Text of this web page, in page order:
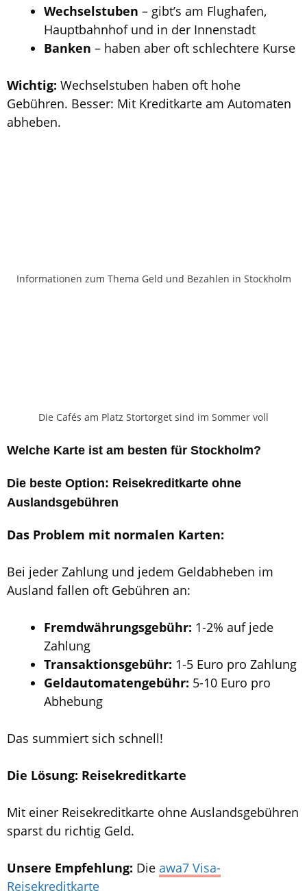
Wechselstuben – gibt’s am Flughafen,
Hauptbahnhof und in der Innenstadt
Banken – haben aber oft schlechtere Kurse
Wichtig: Wechselstuben haben oft hohe
Gebühren. Besser: Mit Kreditkarte am Automaten
abheben.
Informationen zum Thema Geld und Bezahlen in Stockholm
Die Cafés am Platz Stortorget sind im Sommer voll
Welche Karte ist am besten für Stockholm?
Die beste Option: Reisekreditkarte ohne
Auslandsgebühren
Das Problem mit normalen Karten:
Bei jeder Zahlung und jedem Geldabheben im
Ausland fallen oft Gebühren an:
Fremdwährungsgebühr: 1-2% auf jede
Zahlung
Transaktionsgebühr: 1-5 Euro pro Zahlung
Geldautomatengebühr: 5-10 Euro pro
Abhebung
Das summiert sich schnell!
Die Lösung: Reisekreditkarte
Mit einer Reisekreditkarte ohne Auslandsgebühren
sparst du richtig Geld.
Unsere Empfehlung: Die awa7 Visa-
Reisekreditkarte